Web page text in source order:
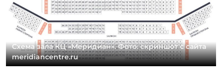
Схема зала КЦ «Меридиан». Фото: скриншот с сайта
meridiancentre.ru